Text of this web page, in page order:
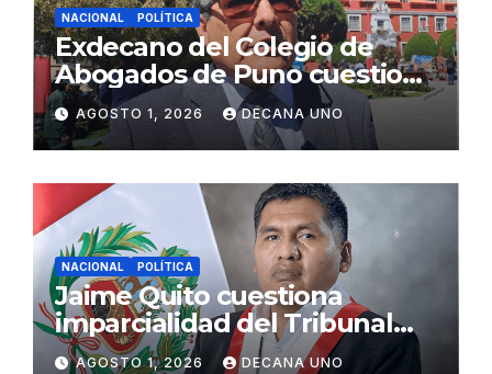
NACIONAL POLÍTICA
Exdecano del Colegio de
Abogados de Puno cuestiona
propuestas sobre seguridad
ciudadana
AGOSTO 1, 2026 DECANA UNO
NACIONAL POLÍTICA
Jaime Quito cuestiona
imparcialidad del Tribunal
Constitucional tras liberación
AGOSTO 1, 2026 DECANA UNO